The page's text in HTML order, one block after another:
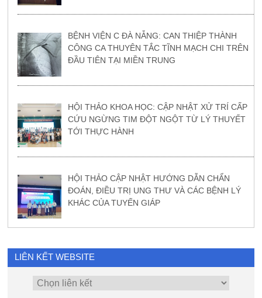
BỆNH VIỆN C ĐÀ NẴNG: CAN THIỆP THÀNH
CÔNG CA THUYÊN TẮC TĨNH MẠCH CHI TRÊN
ĐẦU TIÊN TẠI MIỀN TRUNG
HỘI THẢO KHOA HỌC: CẬP NHẬT XỬ TRÍ CẤP
CỨU NGỪNG TIM ĐỘT NGỘT TỪ LÝ THUYẾT
TỚI THỰC HÀNH
HỘI THẢO CẬP NHẬT HƯỚNG DẪN CHẨN
ĐOÁN, ĐIỀU TRỊ UNG THƯ VÀ CÁC BỆNH LÝ
KHÁC CỦA TUYẾN GIÁP
LIÊN KẾT WEBSITE